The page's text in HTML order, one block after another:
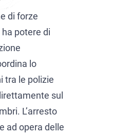
Diffusione Interpol
Estradizione dall’Italia
Estradizione tra Italia e
Avvocati per crimini dei
Avvocato presso la Corte
Aziende e manager
di forze
potere di
lo
tra le polizie
sul
L’arresto
ad opera delle